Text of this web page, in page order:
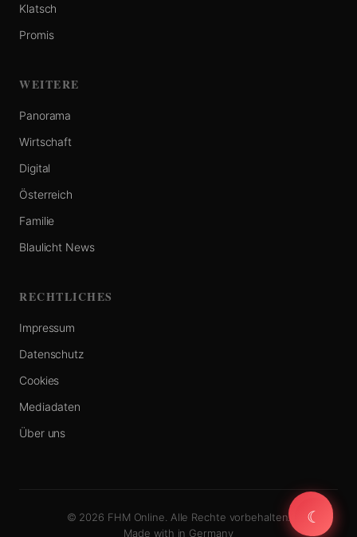
Klatsch
Promis
WEITERE
Panorama
Wirtschaft
Digital
Österreich
Familie
Blaulicht News
RECHTLICHES
Impressum
Datenschutz
Cookies
Mediadaten
Über uns
© 2026 FHM Online. Alle Rechte vorbehalten.
Made with in Germany
☾
☾